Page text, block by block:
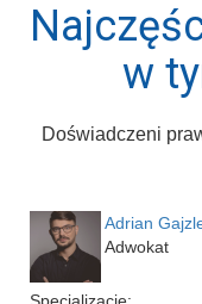
w
Doświadczeni
Adrian
Adwokat